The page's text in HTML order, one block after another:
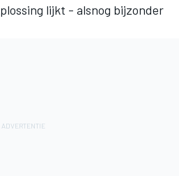
lijkt - alsnog bijzonder